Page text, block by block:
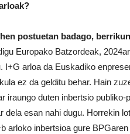
postuetan badago,
Europako Batzordeak,
I+G arloa da Euskadiko
ez da gelditu behar. Hain
iraungo duten inbertsio
dela esan nahi dugu. Horrekin
arloko inbertsioa gure